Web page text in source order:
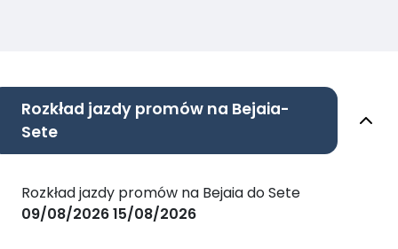
Rozkład jazdy promów na Bejaia-
Sete
Rozkład jazdy promów na Bejaia do Sete
09/08/202615/08/2026